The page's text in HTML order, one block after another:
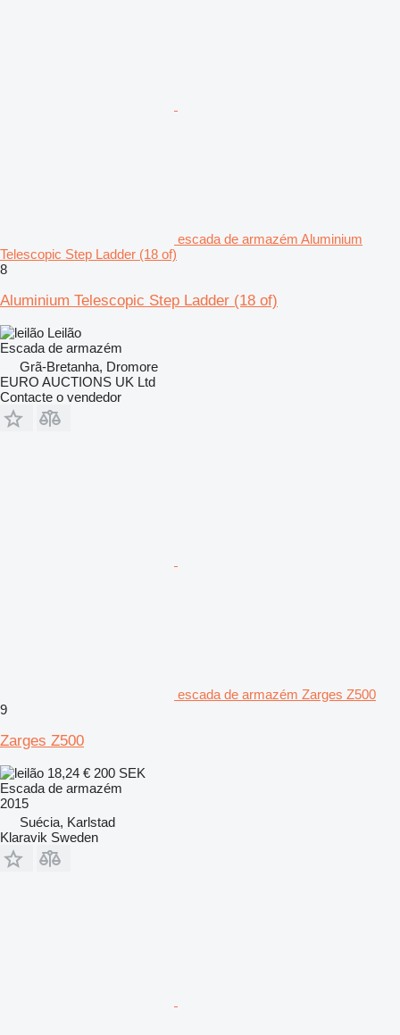
escada de armazém Aluminium
Telescopic Step Ladder (18 of)
8
Aluminium Telescopic Step Ladder (18 of)
Leilão
Escada de armazém
Grã-Bretanha, Dromore
EURO AUCTIONS UK Ltd
Contacte o vendedor
escada de armazém Zarges Z500
9
Zarges Z500
18,24 € 200 SEK
Escada de armazém
2015
Suécia, Karlstad
Klaravik Sweden